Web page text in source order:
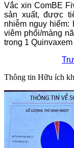
Vắc xin ComBE
sản xuất, được
nhiễm nguy hiểm:
viêm phổi/màng
trong 1
Thông tin Hữu ích